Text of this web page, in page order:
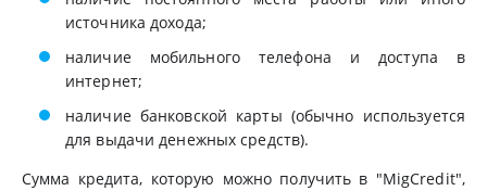
источника дохода;
наличие мобильного телефона и доступа в
интернет;
наличие банковской карты (обычно используется
для выдачи денежных средств).
Сумма кредита, которую можно получить в "MigCredit",